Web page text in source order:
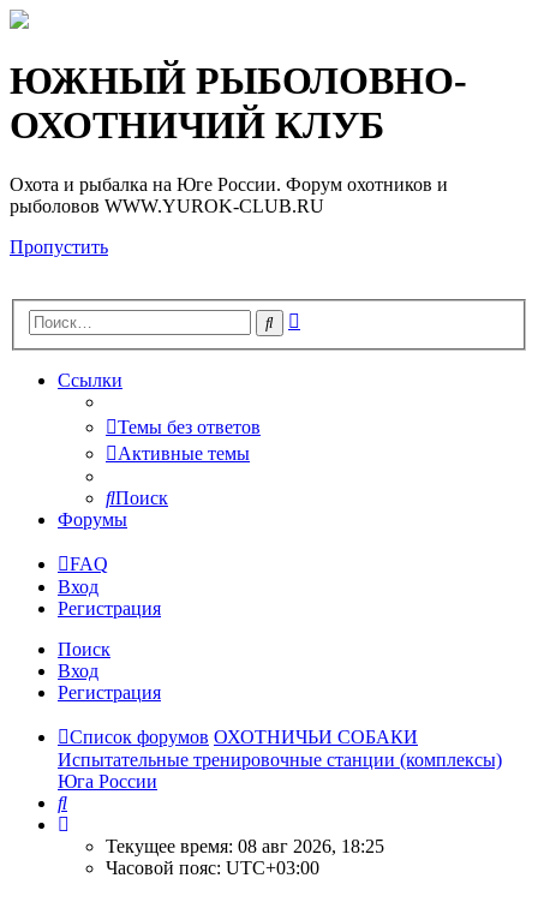
Регистрация
ЮЖНЫЙ РЫБОЛОВНО-
ОХОТНИЧИЙ КЛУБ
Охота и рыбалка на Юге России. Форум охотников и
рыболовов WWW.YUROK-CLUB.RU
Пропустить
Поиск
Ссылки
Темы без ответов
Активные темы
Поиск
Форумы
FAQ
Вход
Регистрация
Поиск
Вход
Регистрация
Список форумов ОХОТНИЧЬИ СОБАКИ
Испытательные тренировочные станции (комплексы)
Юга России
Поиск
Текущее время: 08 авг 2026, 18:25
Часовой пояс: UTC+03:00